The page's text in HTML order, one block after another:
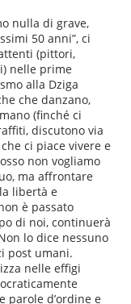
nulla di grave,
50 anni”, ci
(pittori,
nelle prime
alla Dziga
che danzano,
(finché ci
discutono via
ci piace vivere e
non vogliamo
ma affrontare
libertà e
è passato
di noi, continuerà
lo dice nessuno
post umani.
nelle effigi
parole d’ordine e